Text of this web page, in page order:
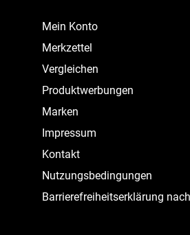
Mein Konto
Merkzettel
Vergleichen
Produktwerbungen
Marken
Impressum
Kontakt
Nutzungsbedingungen
Barrierefreiheitserklärung